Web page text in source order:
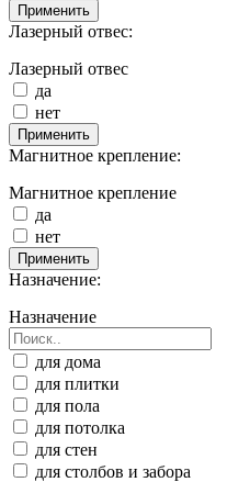
Применить
Лазерный отвес:
Лазерный отвес
да
нет
Применить
Магнитное крепление:
Магнитное крепление
да
нет
Применить
Назначение:
Назначение
для дома
для плитки
для пола
для потолка
для стен
для столбов и забора